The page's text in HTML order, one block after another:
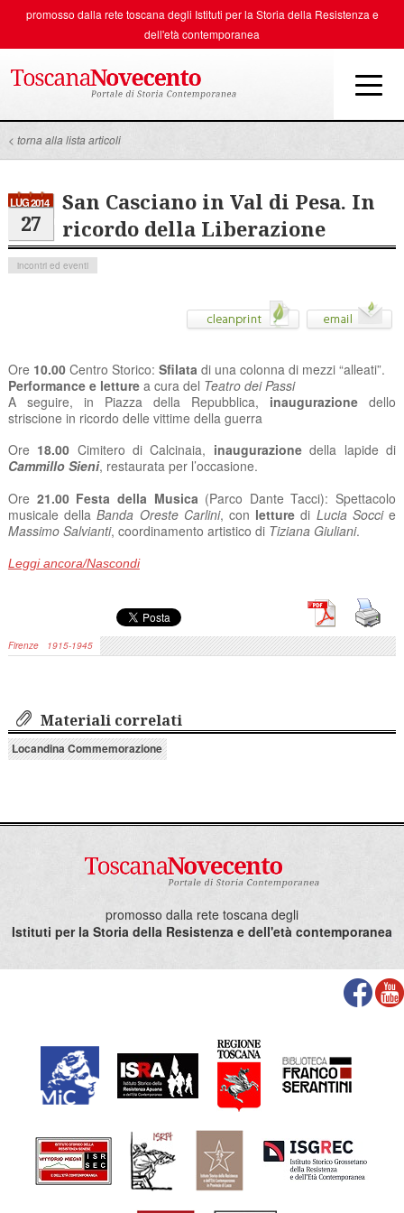
promosso dalla rete toscana degli Istituti per la Storia della Resistenza e
dell'età contemporanea
< torna alla lista articoli
LUG 2014
27
San Casciano in Val di Pesa. In
ricordo della Liberazione
incontri ed eventi
Ore 10.00Centro Storico: Sfilata di una colonna di mezzi “alleati”.
Performance e letturea cura del Teatro dei Passi
A seguire, in Piazza della Repubblica, inaugurazione dello
striscione in ricordo delle vittime della guerra
Ore 18.00 Cimitero di Calcinaia, inaugurazionedella lapide di
Cammillo Sieni, restaurata per l’occasione.
Ore 21.00 Festa della Musica (Parco Dante Tacci): Spettacolo
musicale dellaBanda Oreste Carlini, con letture di Lucia Soccie
Massimo Salvianti, coordinamento artistico di Tiziana Giuliani.
Leggi ancora/Nascondi
Firenze 1915-1945
Materiali correlati
Locandina Commemorazione
promosso dalla rete toscana degli
Istituti per la Storia della Resistenza e dell'età contemporanea